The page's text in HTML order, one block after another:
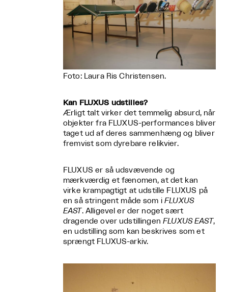
Foto: Laura Ris Christensen.
Kan FLUXUS udstilles?
Ærligt talt virker det temmelig absurd, når
objekter fra FLUXUS-performances bliver
taget ud af deres sammenhæng og bliver
fremvist som dyrebare relikvier.
FLUXUS er så udsvævende og
mærkværdig et fænomen, at det kan
virke krampagtigt at udstille FLUXUS på
en så stringent måde som iFLUXUS
EAST . Alligevel er der noget sært
dragende over udstillingenFLUXUS EAST,
en udstilling som kan beskrives som et
sprængt FLUXUS-arkiv.